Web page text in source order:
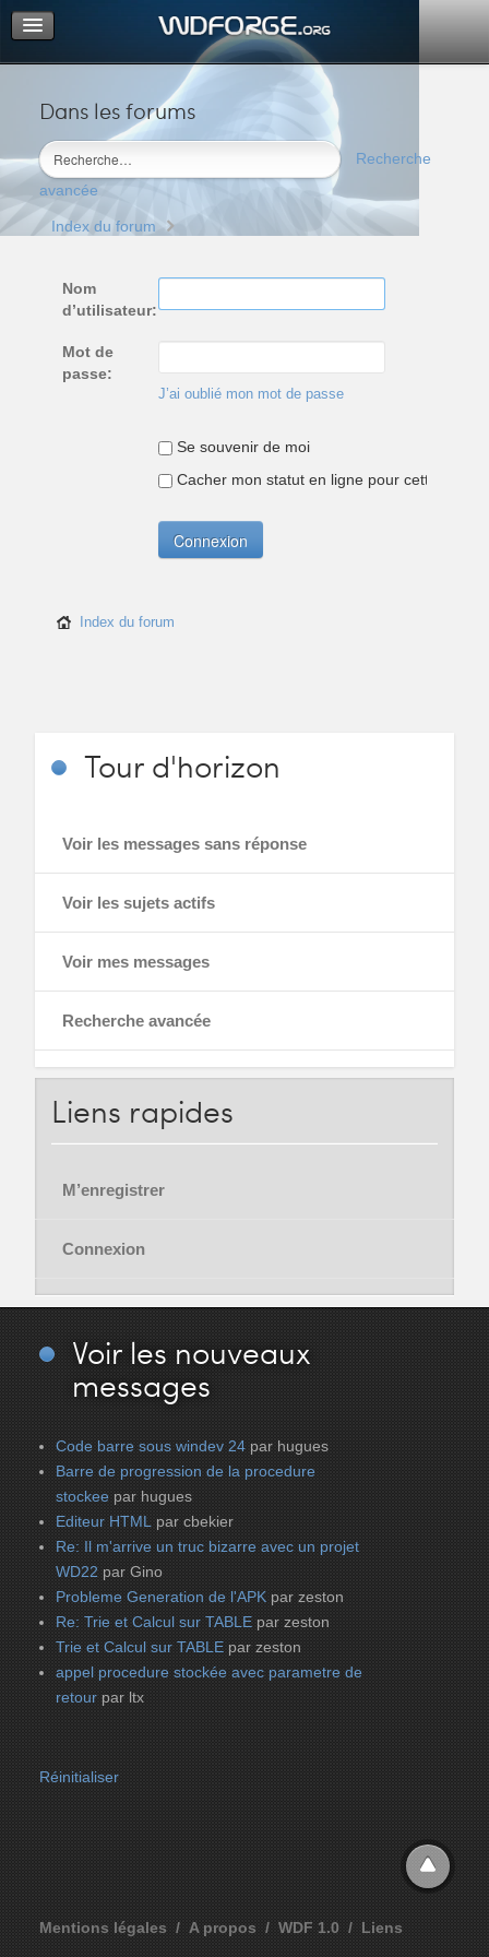
Dans les forums
Recherche
avancée
Portail
Index du forum
M’enregistrer
Connexion
Index du forum
Nom
d’utilisateur:
Mot de
passe:
J’ai oublié mon mot de passe
Se souvenir de moi
Cacher mon statut en ligne pour cette
Index du forum
Tourd'horizon
Voir les messages sans réponse
Voir les sujets actifs
Voir mes messages
Recherche avancée
Liens rapides
M’enregistrer
Connexion
Voir les nouveaux
messages
Code barre sous windev 24 par hugues
Barre de progression de la procedure
stockee par hugues
Editeur HTML par cbekier
Re: Il m'arrive un truc bizarre avec un projet
WD22 par Gino
Probleme Generation de l'APK par zeston
Re: Trie et Calcul sur TABLE par zeston
Trie et Calcul sur TABLE par zeston
appel procedure stockée avec parametre de
retour par ltx
Réinitialiser
Mentions légales A propos WDF 1.0 Liens